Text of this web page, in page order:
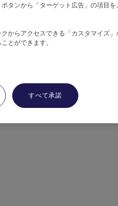
タンから「ターゲット広告」の項目を
からアクセスできる「カスタマイズ」
とができます。
すべて承諾